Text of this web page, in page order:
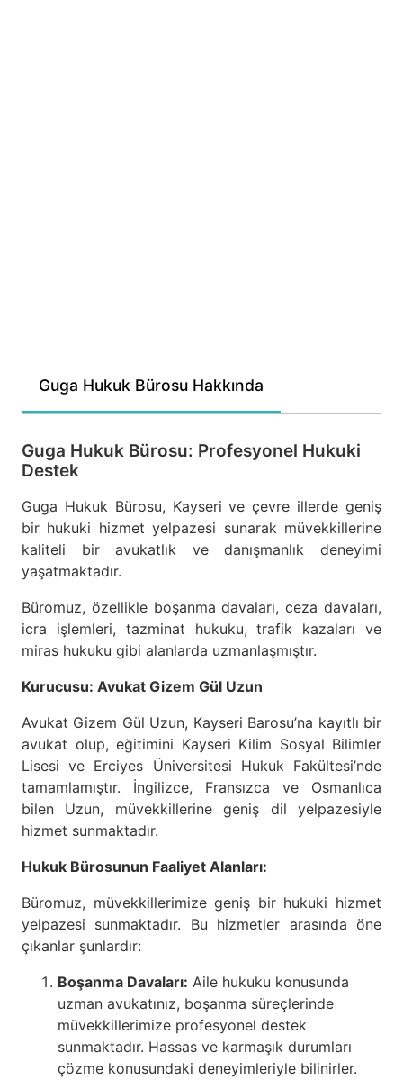
Guga Hukuk Bürosu Hakkında
Guga Hukuk Bürosu: Profesyonel Hukuki
Destek
Guga Hukuk Bürosu, Kayseri ve çevre illerde geniş
bir hukuki hizmet yelpazesi sunarak müvekkillerine
kaliteli bir avukatlık ve danışmanlık deneyimi
yaşatmaktadır.
Büromuz, özellikle boşanma davaları, ceza davaları,
icra işlemleri, tazminat hukuku, trafik kazaları ve
miras hukuku gibi alanlarda uzmanlaşmıştır.
Kurucusu: Avukat Gizem Gül Uzun
Avukat Gizem Gül Uzun, Kayseri Barosu’na kayıtlı bir
avukat olup, eğitimini Kayseri Kilim Sosyal Bilimler
Lisesi ve Erciyes Üniversitesi Hukuk Fakültesi’nde
tamamlamıştır. İngilizce, Fransızca ve Osmanlıca
bilen Uzun, müvekkillerine geniş dil yelpazesiyle
hizmet sunmaktadır.
Hukuk Bürosunun Faaliyet Alanları:
Büromuz, müvekkillerimize geniş bir hukuki hizmet
yelpazesi sunmaktadır. Bu hizmetler arasında öne
çıkanlar şunlardır:
Boşanma Davaları: Aile hukuku konusunda
uzman avukatınız, boşanma süreçlerinde
müvekkillerimize profesyonel destek
sunmaktadır. Hassas ve karmaşık durumları
çözme konusundaki deneyimleriyle bilinirler.